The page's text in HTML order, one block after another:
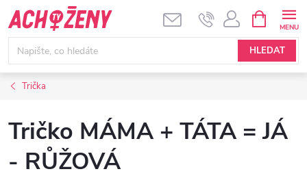
Přejít
na
obsah
HLEDAT
NÁKUPNÍ
KOŠÍK
Trička
Tričko MÁMA + TÁTA = JÁ
- RŮŽOVÁ